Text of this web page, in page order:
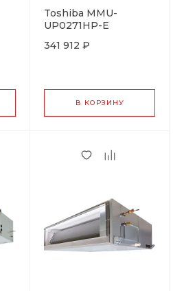
Toshiba MMU-
UP0271HP-E
341 912 ₽
В КОРЗИНУ